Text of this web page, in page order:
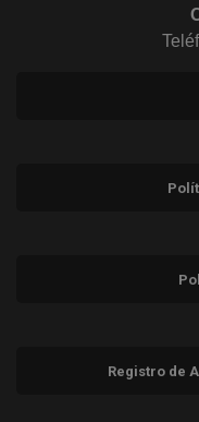
Registro de